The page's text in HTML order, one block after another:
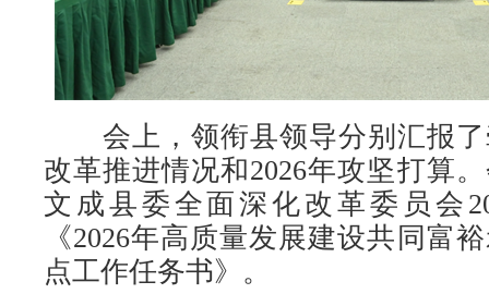
会上，领衔县领导分别汇报了
改革推进情况和2026年攻坚打算
文成县委全面深化改革委员会
《2026年高质量发展建设共同富
点工作任务书》。